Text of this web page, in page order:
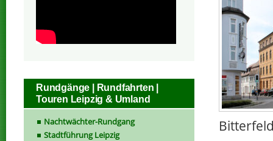
Rundgänge | Rundfahrten |
Touren Leipzig & Umland
Nachtwächter-Rundgang
Stadtführung Leipzig